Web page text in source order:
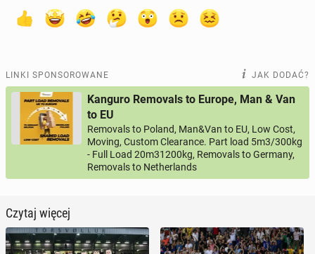
LINKI SPONSOROWANE JAK DODAĆ?
Kanguro Removals to Europe, Man & Van
to EU
Removals to Poland, Man&Van to EU, Low Cost,
Moving, Custom Clearance. Part load 5m3/300kg
- Full Load 20m31200kg, Removals to Germany,
Removals to Netherlands
Czytaj więcej